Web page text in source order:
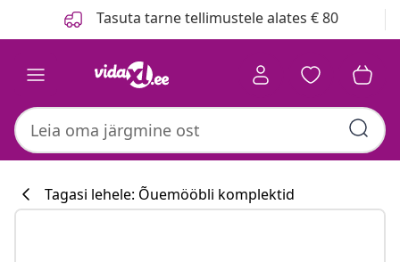
Tasuta tarne tellimustele alates € 80
Tagasi lehele: Õuemööbli komplektid